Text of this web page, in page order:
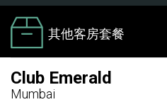
其他客房套餐
Club Emerald
Mumbai